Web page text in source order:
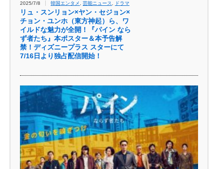
2025/7/8 韓国エンタメ 芸能ニュース ドラマ
リュ・スンリョン×ヤン・セジョン×
チョン・ユンホ（東方神起）ら、ワ
イルドな魅力が全開！『パイン なら
ず者たち』本ポスター＆本予告解
禁！ディズニープラス スターにて
7/16日より独占配信開始！